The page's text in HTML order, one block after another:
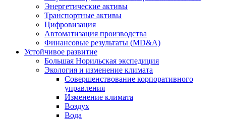
Энергетические активы
Транспортные активы
Цифровизация
Автоматизация производства
Финансовые результаты (MD&A)
Устойчивое развитие
Большая Норильская экспедиция
Экология и изменение климата
Совершенствование корпоративного
управления
Изменение климата
Воздух
Вода